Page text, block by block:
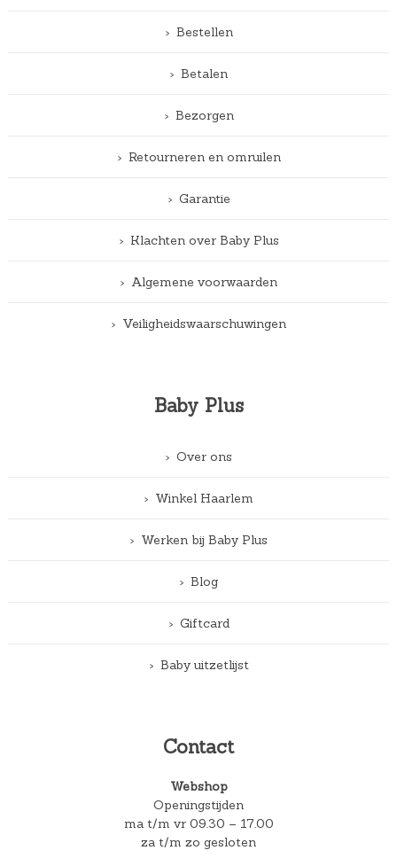
Bestellen
Betalen
Bezorgen
Retourneren en omruilen
Garantie
Klachten over Baby Plus
Algemene voorwaarden
Veiligheidswaarschuwingen
Baby Plus
Over ons
Winkel Haarlem
Werken bij Baby Plus
Blog
Giftcard
Baby uitzetlijst
Contact
Webshop
Openingstijden
ma t/m vr 09.30 – 17.00
za t/m zo gesloten